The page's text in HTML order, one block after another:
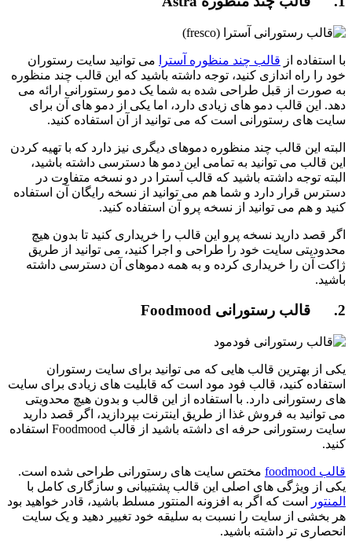
با استفاده از قالب چند منظوره آسترا
می توانید سایت رستوران
خود را راه اندازی کنید، توجه داشته باشید که این قالب چند منظوره
به صورت از قبل طراحی شده به شما یک دمو رستورانی ارائه می
دهد. این قالب دمو های زیادی دارد، اما یکی از دمو های آن برای
سایت های رستورانی است که می توانید از آن استفاده کنید.
البته این قالب چند منظوره دموهای دیگری نیز دارد که با تهیه کردن
این قالب می توانید به تمامی این دمو ها دسترسی داشته باشید،
البته توجه داشته باشید که قالب آسترا در دو نسخه متفاوت در
دسترس قرار دارد و شما هم می توانید از نسخه رایگان آن استفاده
کنید و هم می توانید از نسخه پرو آن استفاده کنید.
اگر قصد دارید نسخه پرو این قالب را خریداری کنید تا بدون هیچ
محدودیتی سایت خود را طراحی و اجرا کنید، می توانید از طریق
ژاکت آن را خریداری کرده و به همه دموهای آن دسترسی داشته
باشید.
2. قالب رستورانی Foodmood
یکی از بهترین قالب هایی که می توانید برای سایت رستوران
استفاده کنید، قالب فود مود است که قابلیت های زیادی برای سایت
های رستورانی دارد. با استفاده از این قالب و بدون هیچ محدویتی
می توانید به فروش غذا از طریق اینترنت بپردازید، اگر قصد دارید
سایت رستورانی حرفه ای داشته باشید از قالب Foodmood استفاده
کنید.
قالب foodmood
مختص سایت های رستورانی طراحی شده است.
یکی از ویژگی های اصلی این قالب پشتیبانی و سازگاری کامل با
المنتور
است که اگر به افزونه المنتور مسلط باشید، قادر خواهید بود
هر بخشی از سایت را نسبت به سلیقه خود تغییر دهید و یک سایت
انحصاری تر داشته باشید.